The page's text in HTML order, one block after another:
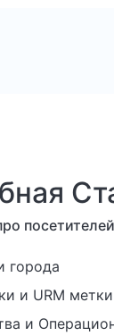
города
и URM метки
и